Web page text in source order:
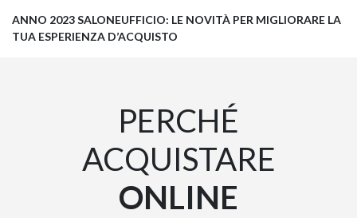
ANNO 2023 SALONEUFFICIO: LE NOVITÀ PER MIGLIORARE LA
TUA ESPERIENZA D’ACQUISTO
PERCHÉ
ACQUISTARE
ONLINE